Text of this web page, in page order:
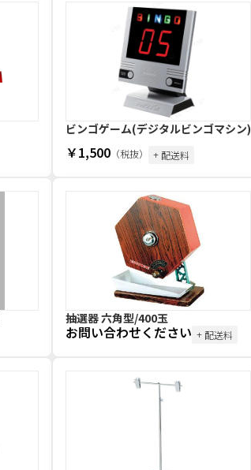
ビンゴゲーム(デジタルビンゴマシン)
￥1,500（税抜） + 配送料
抽選器 六角型/400玉
お問い合わせください + 配送料